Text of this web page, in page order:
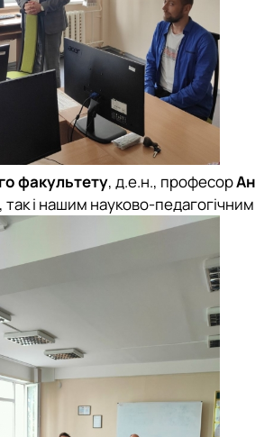
факультету, д.е.н., професор
так і нашим науково-